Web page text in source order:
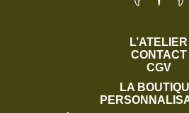
L’ATELIER
CONTACT
CGV
LA